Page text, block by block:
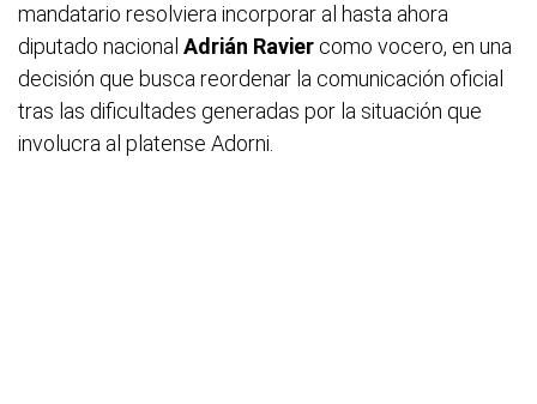
mandatario resolviera incorporar al hasta ahora
diputado nacional Adrián Ravier como vocero, en una
decisión que busca reordenar la comunicación oficial
tras las dificultades generadas por la situación que
involucra al platense Adorni.